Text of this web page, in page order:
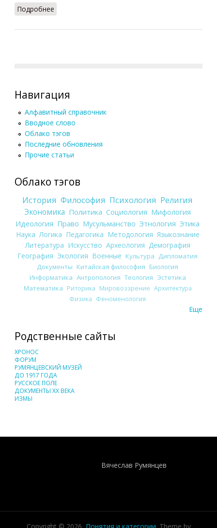
Подробнее
Навигация
Алфавитный справочник
Вводное слово
Облако тэгов
Последние обновления
Прочие статьи
Облако тэгов
История Философия Психология Религия
Экономика Политика Социология Мифология
Идеология Право Мусульманство Этнология Этика
Наука Логика Педагогика Методология Языкознание
Литература Искусство Археология Демография
География Экология Военные Культура
Дипломатия
Документы Китайская философия Биология
Информатика Антропология Теология Эстетика
Математика Риторика Мировоззрение Архитектура
Физика Феноменология
Еще
Родственные сайты
ХРОНОС
ФОРУМ
РУМЯНЦЕВСКИЙ МУЗЕЙ
ДО 1917 ГОДА
РУССКОЕ ПОЛЕ
ДОКУМЕНТЫ XX ВЕКА
ИЗМЫ
Вячеслав Румянцев
Copyright © 2026, Понятия и категории . Theme by